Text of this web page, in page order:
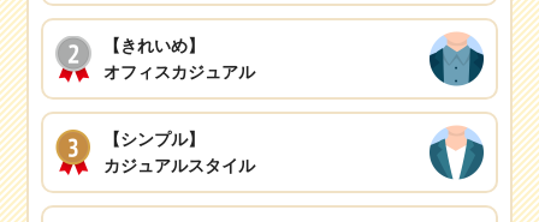
【きれいめ】
オフィスカジュアル
【シンプル】
カジュアルスタイル